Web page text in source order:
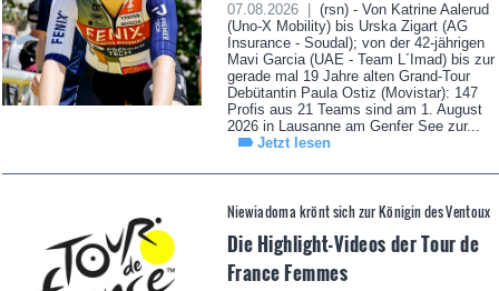
07.08.2026 |
(rsn) - Von Katrine Aalerud
(Uno-X Mobility) bis Urska Zigart (AG
Insurance - Soudal); von der 42-jährigen
Mavi Garcia (UAE - Team L´Imad) bis zur
gerade mal 19 Jahre alten Grand-Tour
Debütantin Paula Ostiz (Movistar): 147
Profis aus 21 Teams sind am 1. August
2026 in Lausanne am Genfer See zur...
Jetzt lesen
Niewiadoma krönt sich zur Königin des Ventoux
Die Highlight-Videos der Tour de
France Femmes